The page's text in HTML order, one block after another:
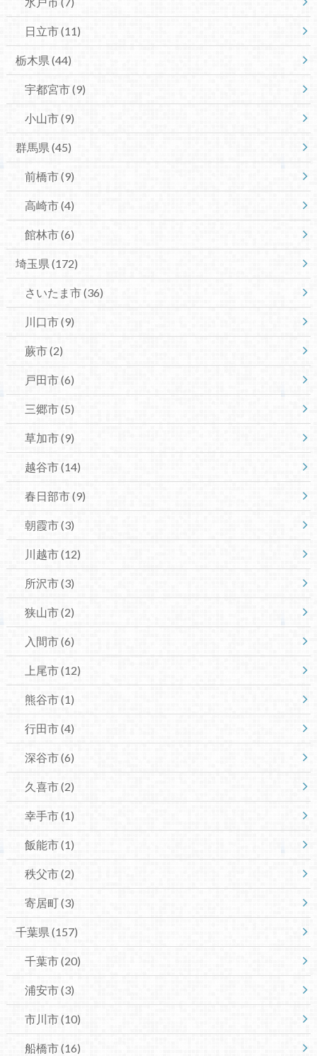
日立市(11)
栃木県 (44)
宇都宮市(9)
小山市(9)
群馬県 (45)
前橋市(9)
高崎市(4)
館林市(6)
埼玉県 (172)
さいたま市(36)
川口市(9)
蕨市(2)
戸田市(6)
三郷市(5)
草加市(9)
越谷市(14)
春日部市(9)
朝霞市(3)
川越市(12)
所沢市(3)
狭山市(2)
入間市(6)
上尾市(12)
熊谷市(1)
行田市(4)
深谷市(6)
久喜市(2)
幸手市(1)
飯能市(1)
秩父市(2)
寄居町(3)
千葉県 (157)
千葉市(20)
浦安市(3)
市川市(10)
船橋市(16)